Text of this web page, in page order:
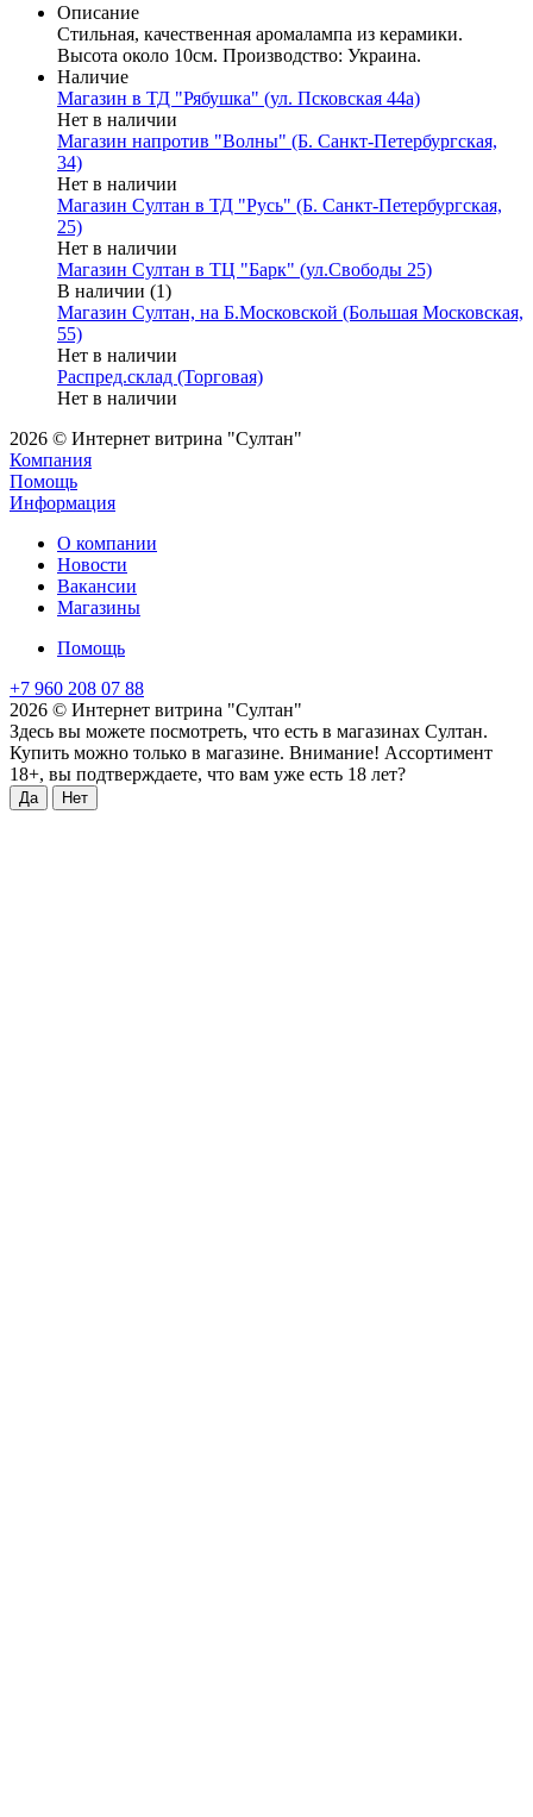
Описание
Стильная, качественная аромалампа из керамики.
Высота около 10см. Производство: Украина.
Наличие
Магазин в ТД "Рябушка" (ул. Псковская 44а)
Нет в наличии
Магазин напротив "Волны" (Б. Санкт-Петербургская,
34)
Нет в наличии
Магазин Султан в ТД "Русь" (Б. Санкт-Петербургская,
25)
Нет в наличии
Магазин Султан в ТЦ "Барк" (ул.Свободы 25)
В наличии (1)
Магазин Султан, на Б.Московской (Большая Московская,
55)
Нет в наличии
Распред.склад (Торговая)
Нет в наличии
2026 © Интернет витрина "Султан"
Компания
Помощь
Информация
О компании
Новости
Вакансии
Магазины
Помощь
+7 960 208 07 88
2026 © Интернет витрина "Султан"
Здесь вы можете посмотреть, что есть в магазинах Султан.
Купить можно только в магазине. Внимание! Ассортимент
18+, вы подтверждаете, что вам уже есть 18 лет?